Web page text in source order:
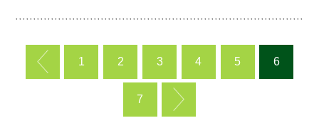
1 2 3 4 5 6
7